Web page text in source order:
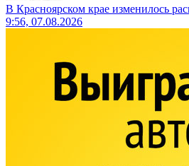
В Красноярском крае изменилось
9:56, 07.08.2026